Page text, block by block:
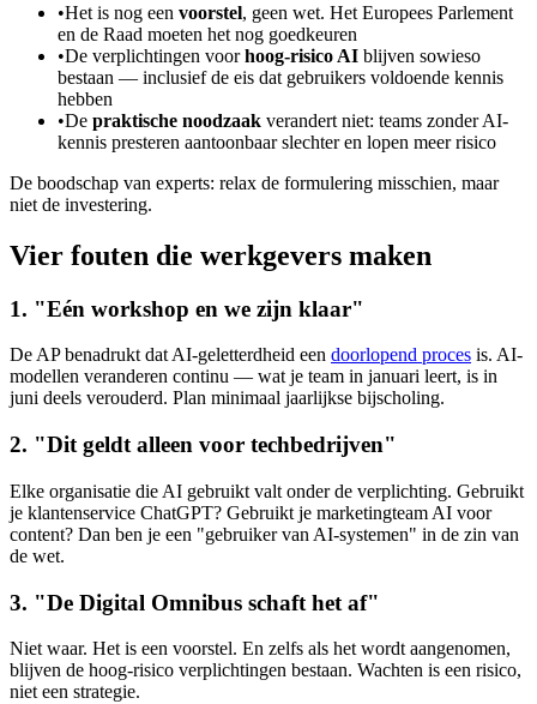
•Het is nog een voorstel, geen wet. Het Europees Parlement
en de Raad moeten het nog goedkeuren
•De verplichtingen voorhoog-risico AI blijven sowieso
bestaan — inclusief de eis dat gebruikers voldoende kennis
hebben
•De praktische noodzaak verandert niet: teams zonder AI-
kennis presteren aantoonbaar slechter en lopen meer risico
De boodschap van experts: relax de formulering misschien, maar
niet de investering.
Vier fouten die werkgevers maken
1. "Eén workshop en we zijn klaar"
De AP benadrukt dat AI-geletterdheid een doorlopend proces is. AI-
modellen veranderen continu — wat je team in januari leert, is in
juni deels verouderd. Plan minimaal jaarlijkse bijscholing.
2. "Dit geldt alleen voor techbedrijven"
Elke organisatie die AI gebruikt valt onder de verplichting. Gebruikt
je klantenservice ChatGPT? Gebruikt je marketingteam AI voor
content? Dan ben je een "gebruiker van AI-systemen" in de zin van
de wet.
3. "De Digital Omnibus schaft het af"
Niet waar. Het is een voorstel. En zelfs als het wordt aangenomen,
blijven de hoog-risico verplichtingen bestaan. Wachten is een risico,
niet een strategie.